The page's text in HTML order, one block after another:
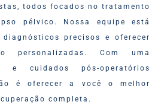
todos focados no tratamento
pélvico. Nossa equipe está
precisos e oferecer
personalizadas. Com uma
e cuidados pós-operatórios
é oferecer a você o melhor
completa.